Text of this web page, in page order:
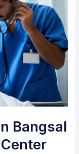
Bangsal